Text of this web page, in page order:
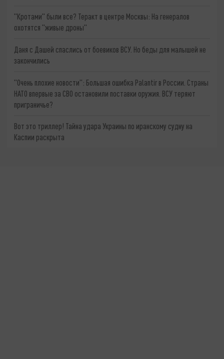
"Кротами" были все? Теракт в центре Москвы: На генералов
охотятся "живые дроны"
Даня с Дашей спаслись от боевиков ВСУ. Но беды для малышей не
закончились
"Очень плохие новости": Большая ошибка Palantir в России. Страны
НАТО впервые за СВО остановили поставки оружия. ВСУ теряют
приграничье?
Вот это триллер! Тайна удара Украины по иранскому судну на
Каспии раскрыта